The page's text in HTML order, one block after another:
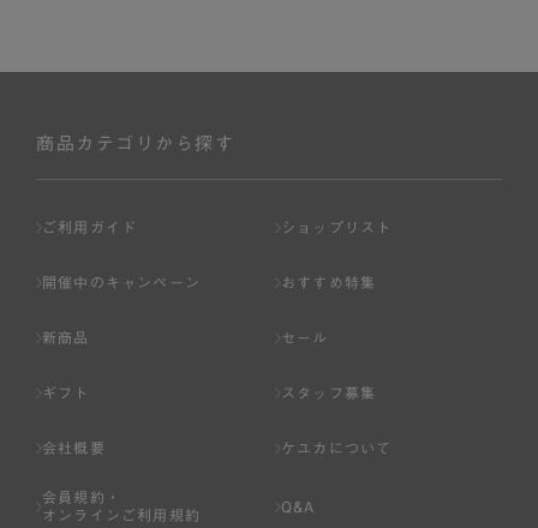
ません。
ページへの入力、または弊社が別途指定する方法に従って
基づき判断した場合は、弊社は、その登録を取り消すこと
のいずれかの事由に該当する場合は、その登録を拒否し、
商品カテゴリから探す
ご利用ガイド ショップリスト
開催中のキャンペーン おすすめ特集
新商品 セール
ギフト スタッフ募集
会社概要 ケユカについて
会員規約・
オンラインご利用規約
Q&A